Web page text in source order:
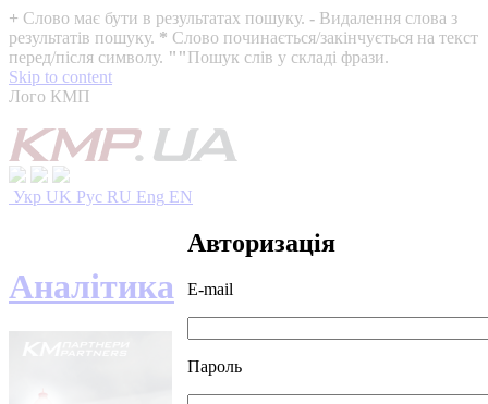
+ Слово має бути в результатах пошуку. - Видалення слова з
результатів пошуку. * Слово починається/закінчується на текст
перед/після символу. ""Пошук слів у складі фрази.
Skip to content
Лого КМП
Укр UK Рус RU Eng EN
Авторизація
E-mail
Пароль
Аналітика